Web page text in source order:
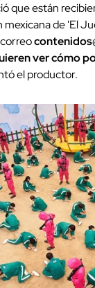
que están
mexicana de 'El
ver cómo
el productor.